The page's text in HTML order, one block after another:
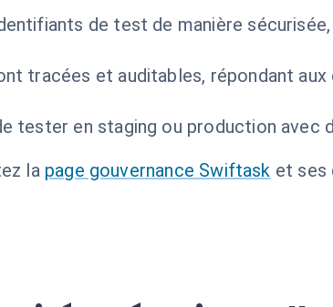
de test de manière
tracées et auditables, répondant
tester en staging ou production avec
la page gouvernance Swiftask et ses